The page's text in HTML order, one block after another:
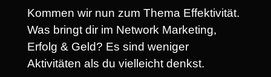
Kommen wir nun zum Thema Effektivität.
Was bringt dir im Network Marketing,
Erfolg & Geld? Es sind weniger
Aktivitäten als du vielleicht denkst.